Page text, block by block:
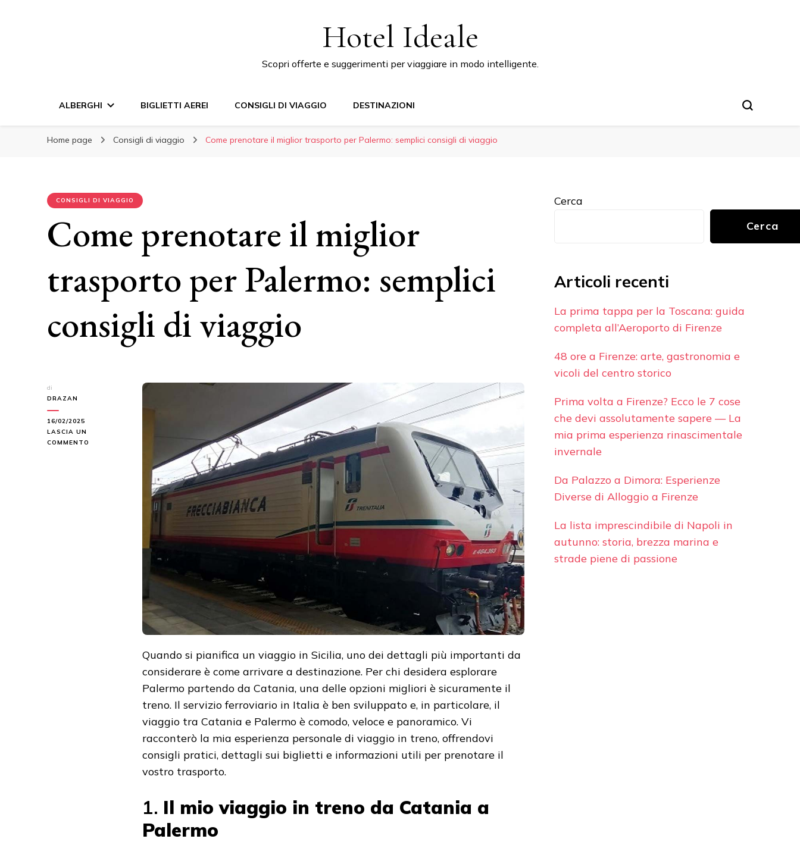
Hotel Ideale
Scopri offerte e suggerimenti per viaggiare in modo intelligente.
ALBERGHI BIGLIETTI AEREI CONSIGLI DI VIAGGIO DESTINAZIONI
Home page Consigli di viaggio Come prenotare il miglior trasporto per Palermo: semplici consigli di viaggio
CONSIGLI DI VIAGGIO
Come prenotare il miglior
trasporto per Palermo: semplici
consigli di viaggio
di
DRAZAN
16/02/2025
LASCIA UN
COMMENTO
Quando si pianifica un viaggio in Sicilia, uno dei dettagli più importanti da
considerare è come arrivare a destinazione. Per chi desidera esplorare
Palermo partendo da Catania, una delle opzioni migliori è sicuramente il
treno. Il servizio ferroviario in Italia è ben sviluppato e, in particolare, il
viaggio tra Catania e Palermo è comodo, veloce e panoramico. Vi
racconterò la mia esperienza personale di viaggio in treno, offrendovi
consigli pratici, dettagli sui biglietti e informazioni utili per prenotare il
vostro trasporto.
1. Il mio viaggio in treno da Catania a
Palermo
Cerca
Cerca
Articoli recenti
La prima tappa per la Toscana: guida
completa all’Aeroporto di Firenze
48 ore a Firenze: arte, gastronomia e
vicoli del centro storico
Prima volta a Firenze? Ecco le 7 cose
che devi assolutamente sapere — La
mia prima esperienza rinascimentale
invernale
Da Palazzo a Dimora: Esperienze
Diverse di Alloggio a Firenze
La lista imprescindibile di Napoli in
autunno: storia, brezza marina e
strade piene di passione